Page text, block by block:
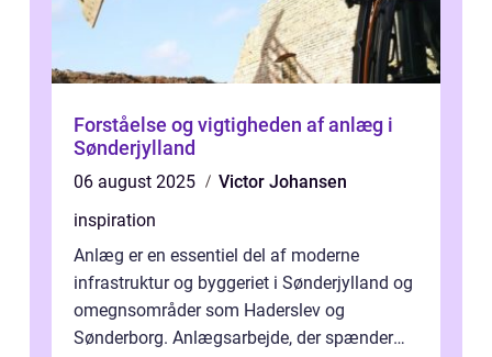
Forståelse og vigtigheden af anlæg i
Sønderjylland
06 august 2025
Victor Johansen
inspiration
Anlæg er en essentiel del af moderne
infrastruktur og byggeriet i Sønderjylland og
omegnsområder som Haderslev og
Sønderborg. Anlægsarbejde, der spænder